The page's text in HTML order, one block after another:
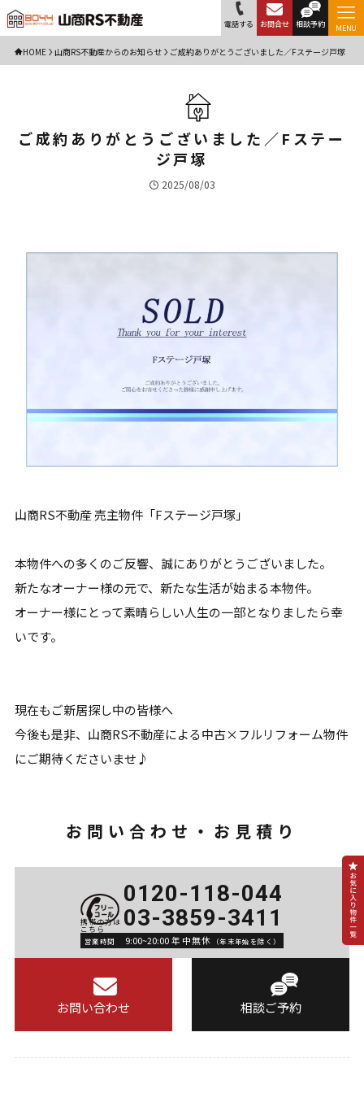
電話する お問合せ 相談予約 MENU
HOME 山商RS不動産からのお知らせ ご成約ありがとうございました／Fステージ戸塚
ご成約ありがとうございました／Fステー
ジ戸塚
2025/08/03
山商RS不動産 売主物件「Fステージ戸塚」
本物件への多くのご反響、誠にありがとうございました。
新たなオーナー様の元で、新たな生活が始まる本物件。
オーナー様にとって素晴らしい人生の一部となりましたら幸
いです。
現在もご新居探し中の皆様へ
今後も是非、山商RS不動産による中古×フルリフォーム物件
にご期待くださいませ♪
お問い合わせ・お見積り
0120-118-044
03-3859-3411
営業時間 9:00~20:00 年中無休 （年末年始を除く）
お問い合わせ 相談ご予約